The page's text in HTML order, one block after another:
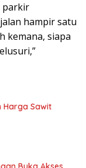
parkir
hampir satu
kemana, siapa
Harga Sawit